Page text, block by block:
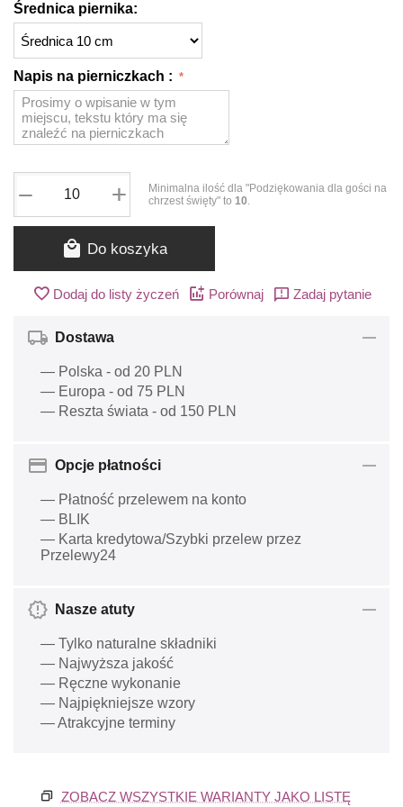
Średnica piernika:
Napis na pierniczkach :
+
−
Minimalna ilość dla "Podziękowania dla gości na
chrzest święty" to 10.
Do koszyka
Dodaj do listy życzeń Porównaj Zadaj pytanie
Dostawa
— Polska - od 20 PLN
— Europa - od 75 PLN
— Reszta świata - od 150 PLN
Opcje płatności
— Płatność przelewem na konto
— BLIK
— Karta kredytowa/Szybki przelew przez
Przelewy24
Nasze atuty
— Tylko naturalne składniki
— Najwyższa jakość
— Ręczne wykonanie
— Najpiękniejsze wzory
— Atrakcyjne terminy
ZOBACZ WSZYSTKIE WARIANTY JAKO LISTĘ